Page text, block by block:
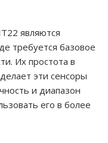
являются
требуется базовое
Их простота в
эти сенсоры
и диапазон
его в более